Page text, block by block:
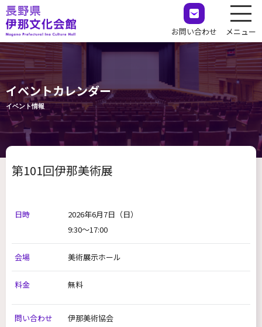
お問い合わせ メニュー
イベントカレンダー
イベント情報
第101回伊那美術展
日時 2026年6月7日 （日）
9:30～17:00
会場 美術展示ホール
料金 無料
問い合わせ
伊那美術協会